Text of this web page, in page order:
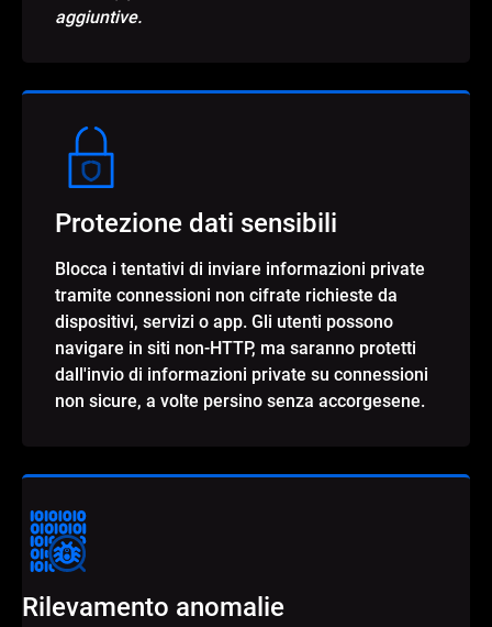
aggiuntive.
Protezione dati sensibili
Blocca i tentativi di inviare informazioni private
tramite connessioni non cifrate richieste da
dispositivi, servizi o app. Gli utenti possono
navigare in siti non-HTTP, ma saranno protetti
dall'invio di informazioni private su connessioni
non sicure, a volte persino senza accorgesene.
Rilevamento anomalie